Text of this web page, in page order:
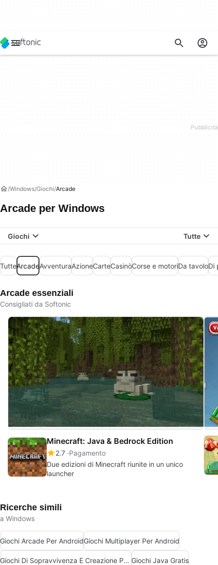
Windows Giochi Arcade
Arcade per Windows
Giochi Tutte
TutteArcadeAvventuraAzioneCarteCasinòCorse e motoriDa tavoloDi
Arcade essenziali
Consigliati da Softonic
Minecraft: Java & Bedrock Edition
2.7 Pagamento
Due edizioni di Minecraft riunite in un unico
launcher
Ricerche simili
a Windows
Giochi Arcade Per AndroidGiochi Multiplayer Per Android
Giochi Di Sopravvivenza E Creazione Per Android Giochi Java Gratis